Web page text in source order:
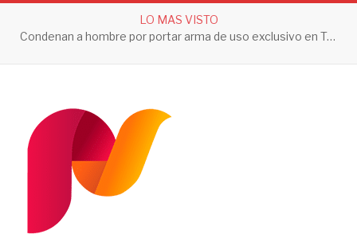
LO MAS VISTO
Condenan a hombre por portar arma de uso exclusivo en Tepic